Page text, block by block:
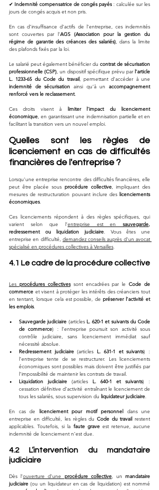
✔ Indemnité compensatrice de congés payés : calculée sur les
jours de congés acquis et non pris.
En cas d’insuffisance d’actifs de l’entreprise, ces indemnités
sont couvertes par l’AGS (Association pour la gestion du
régime de garantie des créances des salariés), dans la limite
des plafonds fixés par la loi.
Le salarié peut également bénéficier du contrat de sécurisation
professionnelle (CSP), un dispositif spécifique prévu par l’article
L. 1233-65 du Code du travail
indemnité de sécurisation ainsi qu’à un accompagnement
renforcé vers le reclassement.
Ces droits visent à limiter l’impact du licenciement
économique, en garantissant une indemnisation partielle et en
facilitant la transition vers un nouvel emploi.
Quelles sont les règles de
licenciement en cas de difficultés
financières de l'entreprise ?
Lorsqu'une entreprise rencontre des difficultés financières, elle
peut être placée sous procédure collective, impliquant des
mesures de restructuration pouvant inclure des licenciements
économiques.
Ces licenciements répondent à des règles spécifiques, qui
varient selon que l’entreprise est en sauvegarde,
redressement ou liquidation judiciaire. Vous êtes une
entreprise en difficulté, demandez conseils auprès d'un avocat
spécialisé en procédures collectives à Versailles.
4.1 Le cadre de la procédure collective
Les procédures collectives sont encadrées par le Code de
commerce et visent à protéger les intérêts des créanciers tout
en tentant, lorsque cela est possible, de préserver l’activité et
les emplois.
Sauvegarde judiciaire (articles L. 620-1 et suivants du Code
de commerce) : l’entreprise poursuit son activité sous
contrôle judiciaire, sans licenciement immédiat sauf
nécessité absolue.
Redressement judiciaire (articles L. 631-1 et suivants) :
l’entreprise tente de se restructurer. Les licenciements
économiques sont possibles mais doivent être justifiés par
l’impossibilité de maintenir les contrats de travail.
Liquidation judiciaire (articles L. 640-1 et suivants) :
cessation définitive d’activité entraînant le licenciement de
tous les salariés, sous supervision du liquidateur judiciaire.
En cas de licenciement pour motif personnel dans une
entreprise en difficulté, les règles du Code du travail restent
applicables. Toutefois, si la faute grave est retenue, aucune
indemnité de licenciement n’est due.
4.2 L’intervention du mandataire
judiciaire
Dès l’ouverture d’une procédure collective, un mandataire
judiciaire (ou un liquidateur en cas de liquidation) est nommé